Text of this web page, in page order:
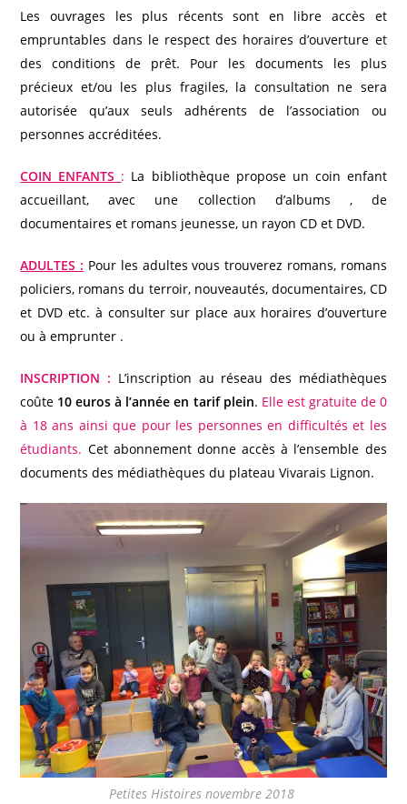
Les ouvrages les plus récents sont en libre accès et
empruntables dans le respect des horaires d’ouverture et
des conditions de prêt. Pour les documents les plus
précieux et/ou les plus fragiles, la consultation ne sera
autorisée qu’aux seuls adhérents de l’association ou
personnes accréditées.
COIN ENFANTS : La bibliothèque propose un coin enfant
accueillant, avec une collection d’albums , de
documentaires et romans jeunesse, un rayon CD et DVD.
ADULTES : Pour les adultes vous trouverez romans, romans
policiers, romans du terroir, nouveautés, documentaires, CD
et DVD etc. à consulter sur place aux horaires d’ouverture
ou à emprunter .
INSCRIPTION : L’inscription au réseau des médiathèques
coûte 10 euros à l’année en tarif plein. Elle est gratuite de 0
à 18 ans ainsi que pour les personnes en difficultés et les
étudiants. Cet abonnement donne accès à l’ensemble des
documents des médiathèques du plateau Vivarais Lignon.
Petites Histoires novembre 2018